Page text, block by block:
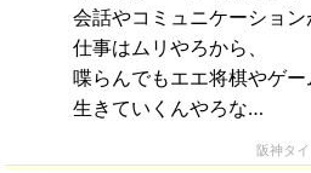
会話やコミュニケーション
仕事はムリやろから、
喋らんでもエエ将棋やゲ
生きていくんやろな…
阪神タイ